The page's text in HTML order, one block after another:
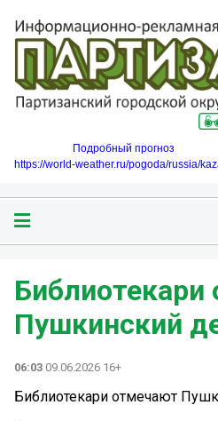
Подробный прогноз
https://world-weather.ru/pogoda/russia/
Пушкинский
06:03 09.06.2026 16+
Библиотекари отмечают